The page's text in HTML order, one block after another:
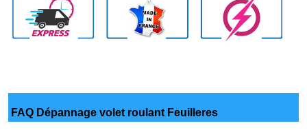
FAQ Dépannage volet roulant Feuilleres